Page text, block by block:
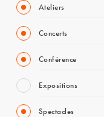
Ateliers
Concerts
Conférence
Expositions
Spectacles